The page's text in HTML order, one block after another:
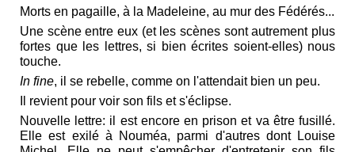
Morts en pagaille, à la Madeleine, au mur des Fédérés...
Une scène entre eux (et les scènes sont autrement plus
fortes que les lettres, si bien écrites soient-elles) nous
touche.
In fine, il se rebelle, comme on l'attendait bien un peu.
Il revient pour voir son fils et s'éclipse.
Nouvelle lettre: il est encore en prison et va être fusillé.
Elle est exilé à Nouméa, parmi d'autres dont Louise